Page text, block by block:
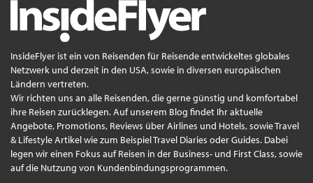
InsideFlyer ist ein von Reisenden für Reisende entwickeltes globales
Netzwerk und derzeit in den USA, sowie in diversen europäischen
Ländern vertreten.
Wir richten uns an alle Reisenden, die gerne günstig und komfortabel
ihre Reisen zurücklegen. Auf unserem Blog findet Ihr aktuelle
Angebote, Promotions, Reviews über Airlines und Hotels, sowie Travel
& Lifestyle Artikel wie zum Beispiel Travel Diaries oder Guides. Dabei
legen wir einen Fokus auf Reisen in der Business- und First Class, sowie
auf die Nutzung von Kundenbindungsprogrammen.